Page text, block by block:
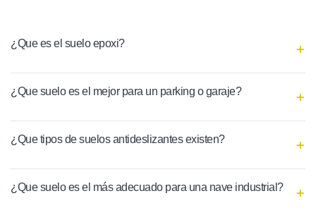
¿Que es el suelo epoxi?
¿Que suelo es el mejor para un parking o garaje?
¿Que tipos de suelos antideslizantes existen?
¿Que suelo es el más adecuado para una nave industrial?